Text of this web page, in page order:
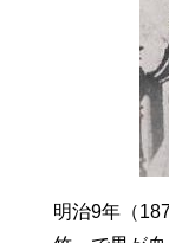
明治9年（